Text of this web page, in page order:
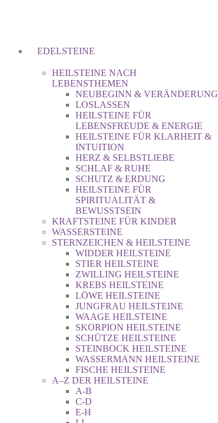
EDELSTEINE
HEILSTEINE NACH
LEBENSTHEMEN
NEUBEGINN & VERÄNDERUNG
LOSLASSEN
HEILSTEINE FÜR
LEBENSFREUDE & ENERGIE
HEILSTEINE FÜR KLARHEIT &
INTUITION
HERZ & SELBSTLIEBE
SCHLAF & RUHE
SCHUTZ & ERDUNG
HEILSTEINE FÜR
SPIRITUALITÄT &
BEWUSSTSEIN
KRAFTSTEINE FÜR KINDER
WASSERSTEINE
STERNZEICHEN & HEILSTEINE
WIDDER HEILSTEINE
STIER HEILSTEINE
ZWILLING HEILSTEINE
KREBS HEILSTEINE
LÖWE HEILSTEINE
JUNGFRAU HEILSTEINE
WAAGE HEILSTEINE
SKORPION HEILSTEINE
SCHÜTZE HEILSTEINE
STEINBOCK HEILSTEINE
WASSERMANN HEILSTEINE
FISCHE HEILSTEINE
A–Z DER HEILSTEINE
A-B
C-D
E-H